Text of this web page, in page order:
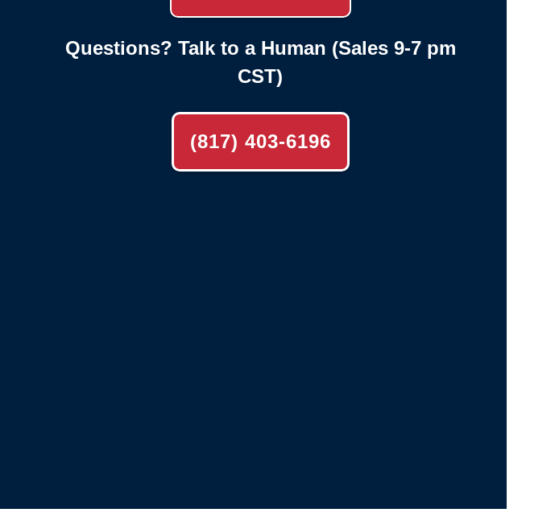
Questions? Talk to a Human (Sales 9-7 pm
CST)
(817) 403-6196